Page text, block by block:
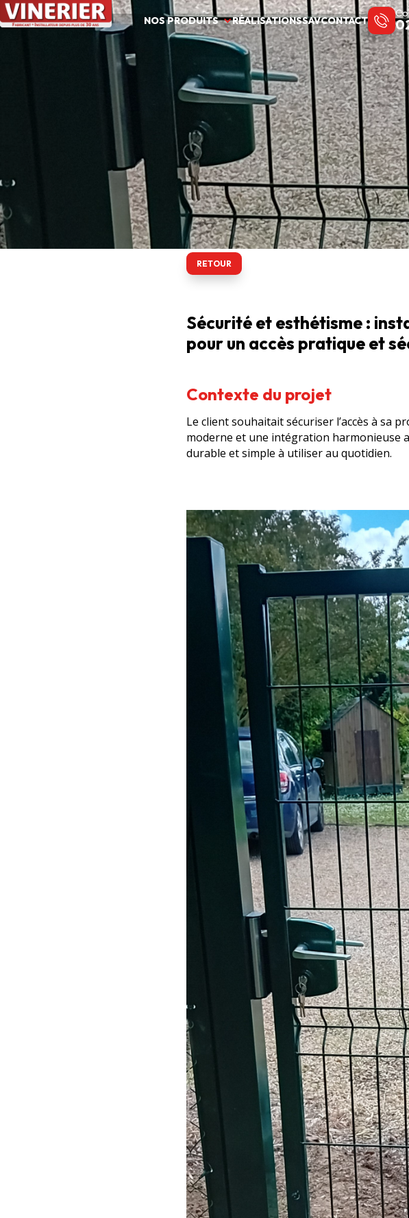
NOS PRODUITS RÉALISATIONSSAVCONTACT
RETOUR
Sécurité et esthétisme :
pour un accès pratique et
Contexte du projet
Le client souhaitait sécuriser l’accès à sa
moderne et une intégration harmonieuse
durable et simple à utiliser au quotidien.